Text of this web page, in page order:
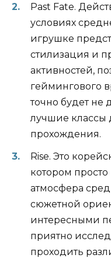
Past Fate.
условиях
игрушке
стилизация и
активностей,
геймингового
точно будет не
лучшие классы
прохождения.
Rise. Это
котором
атмосфера
сюжетной
интересными
приятно
проходить